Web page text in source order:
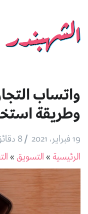
واتساب
وطريقة
19 فبراير، 2021 /8 دقائق مده القراءة
الرئيسية »التسويق »